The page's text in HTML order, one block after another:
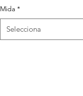
Mida *
Selecciona